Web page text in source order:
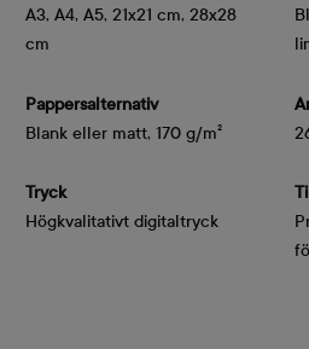
A3, A4, A5, 21x21 cm, 28x28
cm
Pappersalternativ
Blank eller matt, 170 g/m²
Tryck
Högkvalitativt digitaltryck